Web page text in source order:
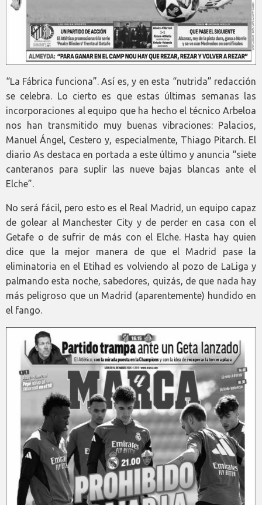
“La Fábrica funciona”. Así es, y en esta “nutrida” redacción
se celebra. Lo cierto es que estas últimas semanas las
incorporaciones al equipo que ha hecho el técnico Arbeloa
nos han transmitido muy buenas vibraciones: Palacios,
Manuel Ángel, Cestero y, especialmente, Thiago Pitarch. El
diario As destaca en portada a este último y anuncia “siete
canteranos para suplir las nueve bajas blancas ante el
Elche”.
No será fácil, pero esto es el Real Madrid, un equipo capaz
de golear al Manchester City y de perder en casa con el
Getafe o de sufrir de más con el Elche. Hasta hay quien
dice que la mejor manera de que el Madrid pase la
eliminatoria en el Etihad es volviendo al pozo de LaLiga y
palmando esta noche, sabedores, quizás, de que nada hay
más peligroso que un Madrid (aparentemente) hundido en
el fango.